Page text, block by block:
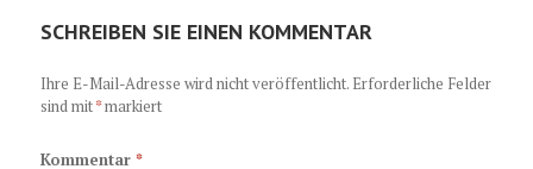
SCHREIBEN SIE EINEN KOMMENTAR
Ihre E-Mail-Adresse wird nicht veröffentlicht. Erforderliche Felder
sind mit*markiert
Kommentar*